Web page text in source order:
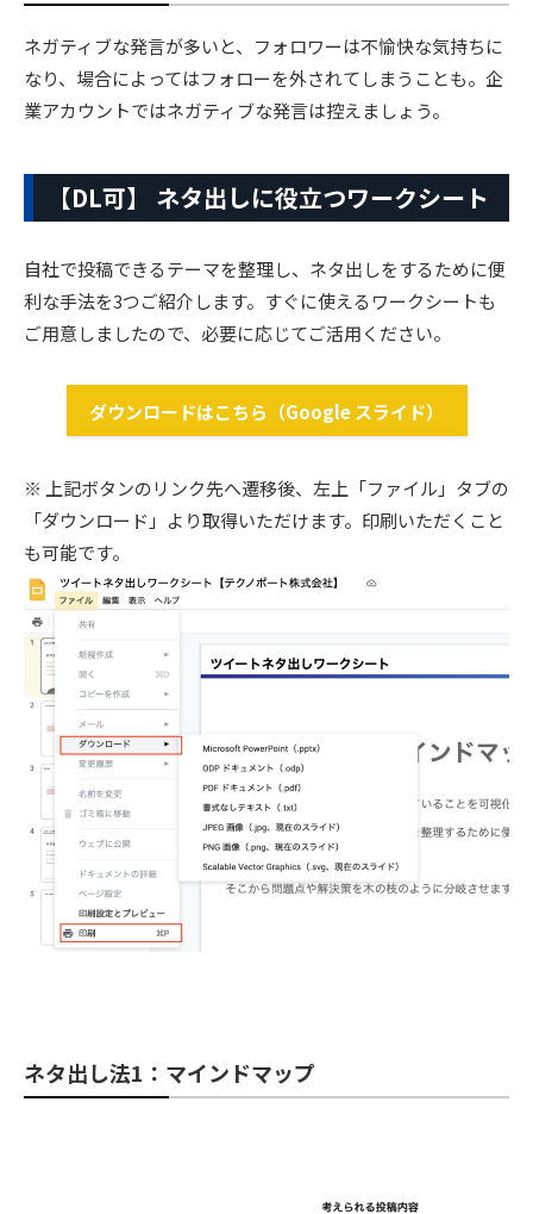
ネガティブな発言が多いと、フォロワーは不愉快な気持ちに
なり、場合によってはフォローを外されてしまうことも。企
業アカウントではネガティブな発言は控えましょう。
【DL可】 ネタ出しに役立つワークシート
自社で投稿できるテーマを整理し、ネタ出しをするために便
利な手法を3つご紹介します。すぐに使えるワークシートも
ご用意しましたので、必要に応じてご活用ください。
ダウンロードはこちら（Google スライド）
※ 上記ボタンのリンク先へ遷移後、左上「ファイル」タブの
「ダウンロード」より取得いただけます。印刷いただくこと
も可能です。
ネタ出し法1：マインドマップ